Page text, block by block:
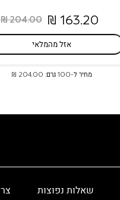
163.20 ₪
204.00 ₪
אזל מהמלאי
מחיר ל-100 גרם: 204.00 ₪
שאלות נפוצות